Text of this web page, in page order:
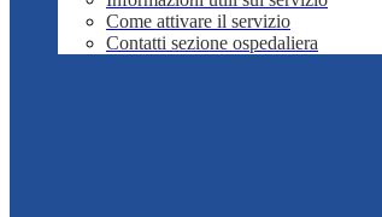
Come attivare il servizio
Contatti sezione ospedaliera